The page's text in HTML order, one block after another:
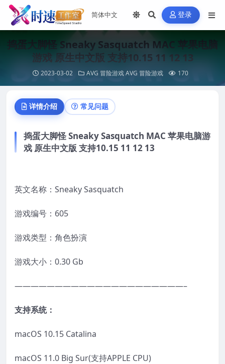
登录
捣蛋大脚怪 Sneaky Sasquatch MAC 苹果电脑
游戏 原生中文版 支持10.15 11 12 13
2023-03-02 AVG 冒险游戏AVG 冒险游戏 170
详情介绍 常见问题
捣蛋大脚怪 Sneaky Sasquatch MAC 苹果电脑游
戏 原生中文版 支持10.15 11 12 13
英文名称：Sneaky Sasquatch
游戏编号：605
游戏类型：角色扮演
游戏大小：0.30 Gb
—————————————————————–
支持系统：
macOS 10.15 Catalina
macOS 11.0 Big Sur(支持APPLE CPU)